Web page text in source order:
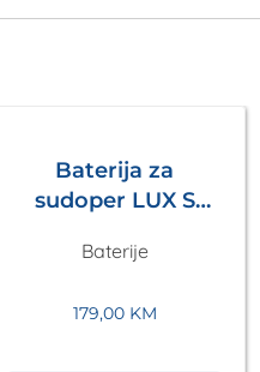
Baterija za
sudoper LUX S
Baterije
179,00 KM